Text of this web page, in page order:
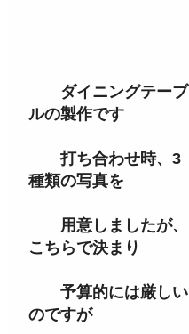
ダイニングテーブ
ルの製作です
打ち合わせ時、3
種類の写真を
用意しましたが、
こちらで決まり
予算的には厳しい
のですが